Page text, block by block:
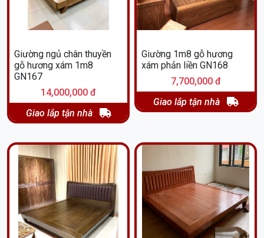
Giường ngủ chân thuyền
gỗ hương xám 1m8
GN167
14,000,000 đ
Giao lắp tận nhà
Giường 1m8 gỗ hương
xám phản liền GN168
7,700,000 đ
Giao lắp tận nhà